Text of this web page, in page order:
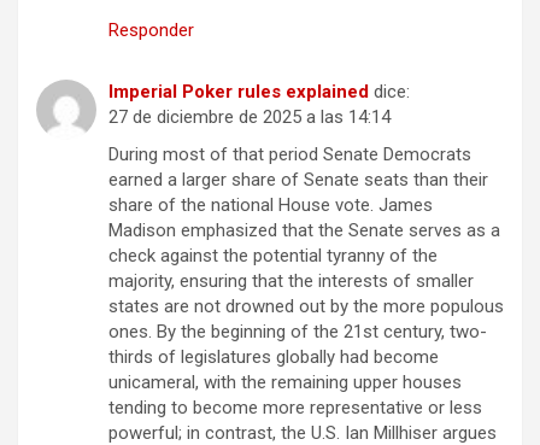
Responder
Imperial Poker rules explained dice:
27 de diciembre de 2025 a las 14:14
During most of that period Senate Democrats
earned a larger share of Senate seats than their
share of the national House vote. James
Madison emphasized that the Senate serves as a
check against the potential tyranny of the
majority, ensuring that the interests of smaller
states are not drowned out by the more populous
ones. By the beginning of the 21st century, two-
thirds of legislatures globally had become
unicameral, with the remaining upper houses
tending to become more representative or less
powerful; in contrast, the U.S. Ian Millhiser argues